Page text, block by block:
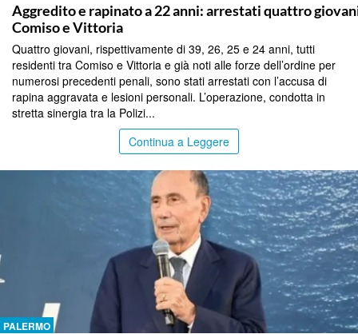
Aggredito e rapinato a 22 anni: arrestati quattro
Comiso e Vittoria
Quattro giovani, rispettivamente di 39, 26, 25 e 24 anni, tutti
residenti tra Comiso e Vittoria e già noti alle forze dell’ordine per
numerosi precedenti penali, sono stati arrestati con l’accusa di
rapina aggravata e lesioni personali. L’operazione, condotta in
stretta sinergia tra la Polizi...
Continua a Leggere
PALERMO